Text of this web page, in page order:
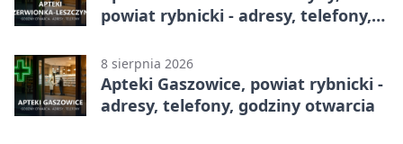
powiat rybnicki - adresy, telefony,
8 sierpnia 2026
Apteki Gaszowice, powiat rybnicki -
adresy, telefony, godziny otwarcia